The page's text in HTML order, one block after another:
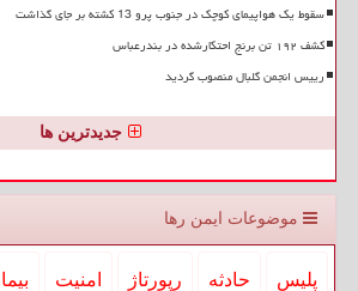
سقوط یک هواپیمای کوچک در جنوب پرو 13 کشته بر جای گذاشت
کشف ۱۹۲ تن برنج احتکارشده در بندرعباس
رییس انجمن گلبال منصوب گردید
جدیدترین ها
موضوعات ایمن رها
پلیس حادثه رپورتاژ امنیت